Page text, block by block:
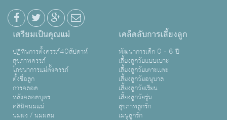
เตรียมเป็นคุณแม่
ปฏิทินการตั้งครรภ์40สัปดาห์
สุขภาพครรภ์
โภชนาการแม่ตั้งครรภ์
ตั้งชื่อลูก
การคลอด
หลังคลอดบุตร
คลินิคนมแม่
นมผง / นมผสม
เคล็ดลับการเลี้ยงลูก
พัฒนาการเด็ก 0 - 6 ปี
เลี้ยงลูกวัยแบบเบาะ
เลี้ยงลูกวัยเตาะเเตะ
เลี้ยงลูกวัยอนุบาล
เลี้ยงลูกวัยเรียน
เลี้ยงลูกวัยรุ่น
สุขภาพลูกรัก
เมนูลูกรัก